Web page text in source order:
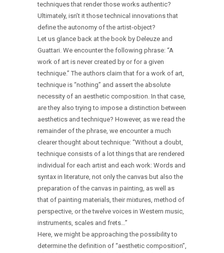
techniques that render those works authentic?
Ultimately, isn’t it those technical innovations that
define the autonomy of the artist-object?
Let us glance back at the book by Deleuze and
Guattari. We encounter the following phrase: “A
work of art is never created by or for a given
technique.” The authors claim that for a work of art,
technique is “nothing” and assert the absolute
necessity of an aesthetic composition. In that case,
are they also trying to impose a distinction between
aesthetics and technique? However, as we read the
remainder of the phrase, we encounter a much
clearer thought about technique: “Without a doubt,
technique consists of a lot things that are rendered
individual for each artist and each work: Words and
syntax in literature, not only the canvas but also the
preparation of the canvas in painting, as well as
that of painting materials, their mixtures, method of
perspective, or the twelve voices in Western music,
instruments, scales and frets…”
Here, we might be approaching the possibility to
determine the definition of “aesthetic composition”,